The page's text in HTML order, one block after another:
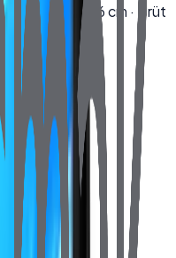
· Yükseklik 46 cm · Brüt
modele göre
destek